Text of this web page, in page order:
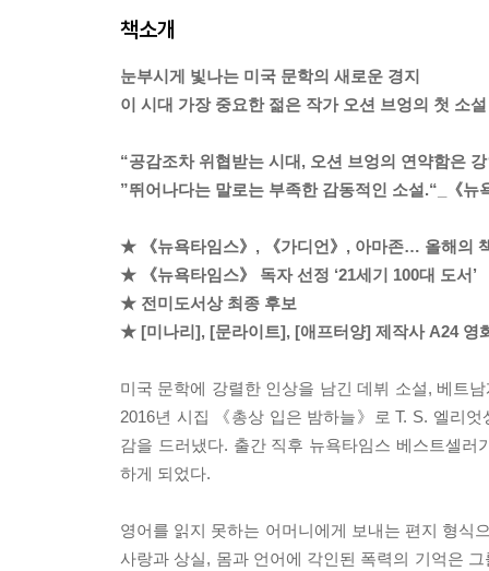
책소개
눈부시게 빛나는 미국 문학의 새로운 경지
이 시대 가장 중요한 젊은 작가 오션 브엉의 첫 소설
“공감조차 위협받는 시대, 오션 브엉의 연약함은
”뛰어나다는 말로는 부족한 감동적인 소설.“_《뉴
★ 《뉴욕타임스》, 《가디언》, 아마존… 올해의
★ 《뉴욕타임스》 독자 선정 ‘21세기 100대 도서’
★ 전미도서상 최종 후보
★ [미나리], [문라이트], [애프터양] 제작사 A24 영
미국 문학에 강렬한 인상을 남긴 데뷔 소설, 베트
2016년 시집 《총상 입은 밤하늘》로 T. S. 엘리
감을 드러냈다. 출간 직후 뉴욕타임스 베스트셀
하게 되었다.
영어를 읽지 못하는 어머니에게 보내는 편지 형식
사랑과 상실, 몸과 언어에 각인된 폭력의 기억은